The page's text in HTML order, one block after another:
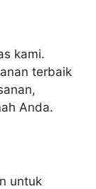
kami.
terbaik
Anda.
untuk